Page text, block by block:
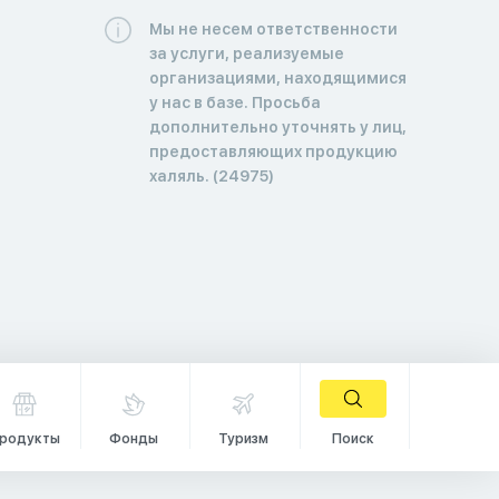
Мы не несем ответственности
за услуги, реализуемые
организациями, находящимися
у нас в базе. Просьба
дополнительно уточнять у лиц,
предоставляющих продукцию
халяль. (24975)
Фонды Туризм Поиск